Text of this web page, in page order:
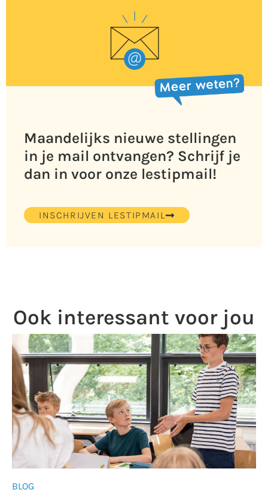
Maandelijks nieuwe stellingen
in je mail ontvangen? Schrijf je
dan in voor onze lestipmail!
INSCHRIJVEN LESTIPMAIL
Ook interessant voor jou
BLOG